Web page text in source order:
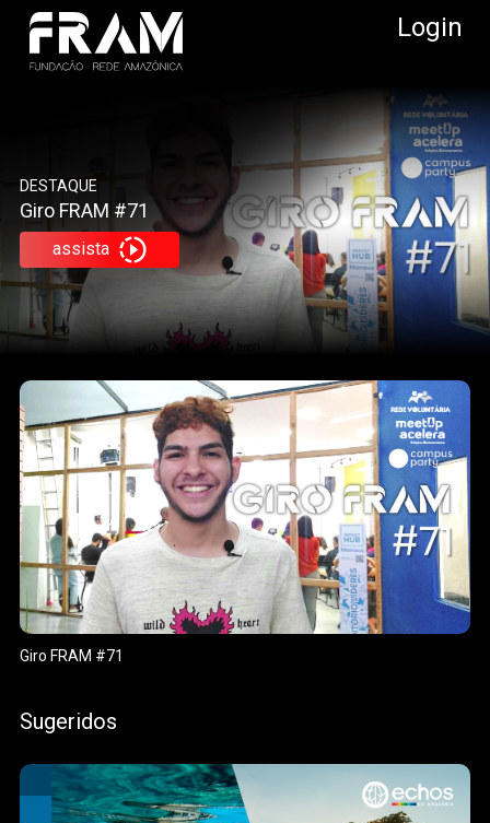
Login
DESTAQUE
Giro FRAM #71
assista
Giro FRAM #71
Sugeridos